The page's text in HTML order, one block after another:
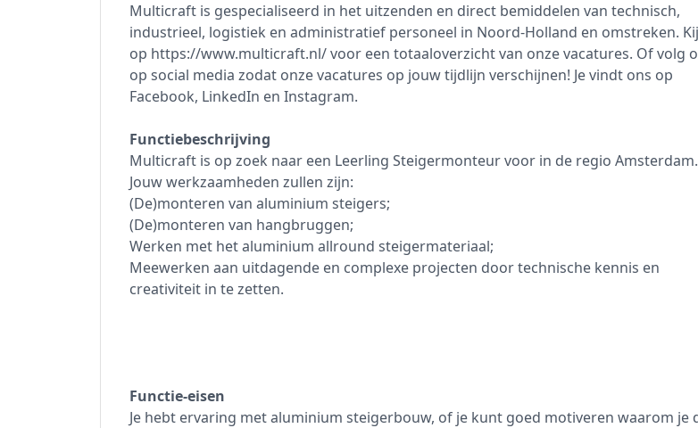
Multicraft is gespecialiseerd in het uitzenden en direct bemiddelen van technisch,
industrieel, logistiek en administratief personeel in Noord-Holland en omstreken.
op https://www.multicraft.nl/ voor een totaaloverzicht van onze vacatures. Of volg
op social media zodat onze vacatures op jouw tijdlijn verschijnen! Je vindt ons op
Facebook, LinkedIn en Instagram.
Functiebeschrijving
Multicraft is op zoek naar een Leerling Steigermonteur voor in de regio Amsterdam.
Jouw werkzaamheden zullen zijn:
(De)monteren van aluminium steigers;
(De)monteren van hangbruggen;
Werken met het aluminium allround steigermateriaal;
Meewerken aan uitdagende en complexe projecten door technische kennis en
creativiteit in te zetten.
Functie-eisen
Je hebt ervaring met aluminium steigerbouw, of je kunt goed motiveren waarom je